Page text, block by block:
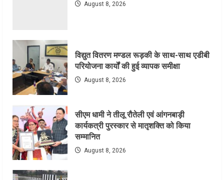
August 8, 2026
विद्युत वितरण मण्डल रूड़की के साथ-साथ एडीबी
परियोजना कार्यों की हुई व्यापक समीक्षा
August 8, 2026
सीएम धामी ने तीलू रौतेली एवं आंगनबाड़ी
कार्यकत्री पुरस्कार से मातृशक्ति को किया
सम्मानित
August 8, 2026